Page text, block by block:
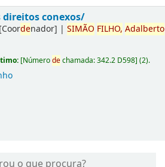
direitos conexos/
[Coordenador] |SIMÃO FILHO, Adalberto
[Númerodechamada:342.2 D598](2).